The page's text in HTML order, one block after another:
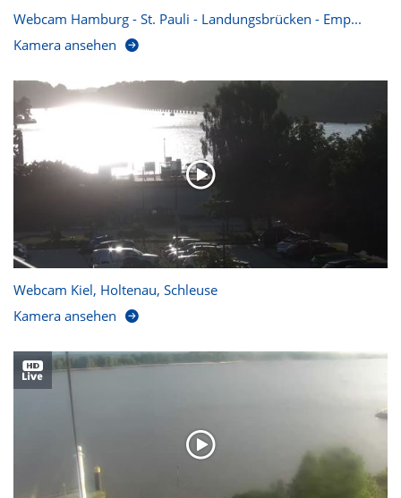
Webcam Hamburg - St. Pauli - Landungsbrücken - Emp...
Kamera ansehen
Webcam Kiel, Holtenau, Schleuse
Kamera ansehen